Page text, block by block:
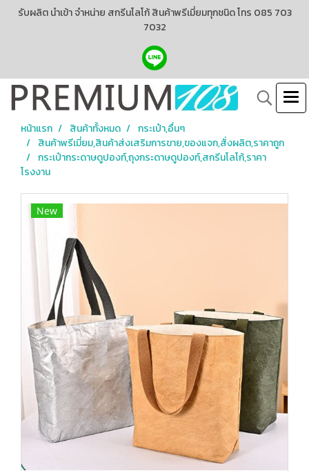
รับผลิต นำเข้า จำหน่าย สกรีนโลโก้ สินค้าพรีเมี่ยมทุกชนิด โทร 085 703
7032
หน้าแรก สินค้าทั้งหมด
กระเป๋า,อื่นๆ
สินค้าพรีเมี่ยม,สินค้าส่งเสริมการขาย,ของแจก,สั่งผลิต,ราคาถูก
กระเป๋ากระดาษดูปองท์,ถุงกระดาษดูปองท์,สกรีนโลโก้,ราคา
โรงงาน
New